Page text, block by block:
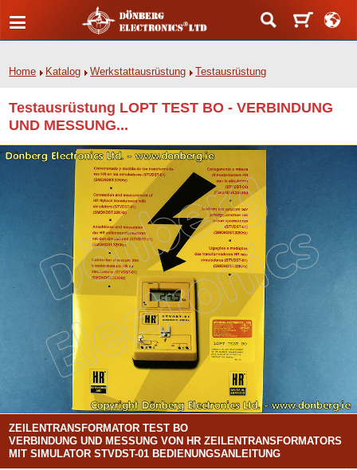
Home Katalog Werkstattausrüstung Testausrüstung
Testausrüstung LOPT TEST BO - VERBINDUNG
UND MESSUNG...
ZEILENTRANSFORMATOR TEST BO
VERBINDUNG UND MESSUNG VON HR ZEILENTRANSFORMATORS
MIT SIMULATOR STVDST-01 BEDIENUNGSANLEITUNG